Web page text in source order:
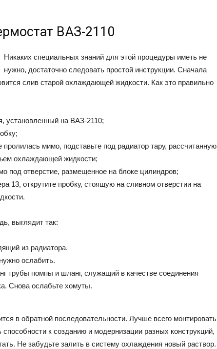
ВАЗ-2110
Никаких специальных знаний для этой процедуры иметь не
нужно, достаточно следовать простой инструкции. Сначала
слив старой охлаждающей жидкости. Как это правильно
установленный на ВАЗ-2110;
мимо, подставьте под радиатор тару, рассчитанную
охлаждающей жидкости;
под отверстие, размещенное на блоке цилиндров;
13, открутите пробку, стоящую на сливном отверстии на
выглядит так:
из радиатора.
ослабить.
трубы помпы и шланг, служащий в качестве соединения
Снова ослабьте хомуты.
в обратной последовательности. Лучше всего монтировать
к созданию и модернизации разных конструкций,
Не забудьте залить в систему охлаждения новый раствор.